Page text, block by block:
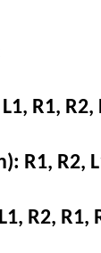
R1, R2,
R1, R2,
R2, R1,